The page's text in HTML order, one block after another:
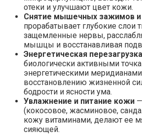
отеки и улучшают цвет кожи.
Снятие мышечных зажимов и
прорабатывает глубокие слои
защемленные нервы,
мышцы и восстанавливая
Энергетическая перезагрузка
биологически активными
энергетическими
восстановлению жизненной
бодрости и ясности ума.
Увлажнение и питание кожи
(кокосовое, жасминовое,
кожу витаминами, делают ее
сияющей.